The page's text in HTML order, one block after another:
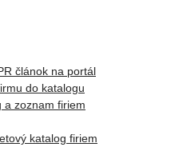
článok na portál
do katalogu
a zoznam firiem
katalog firiem